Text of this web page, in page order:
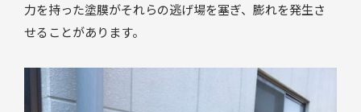
力を持った塗膜がそれらの逃げ場を塞ぎ、膨れを発生さ
せることがあります。